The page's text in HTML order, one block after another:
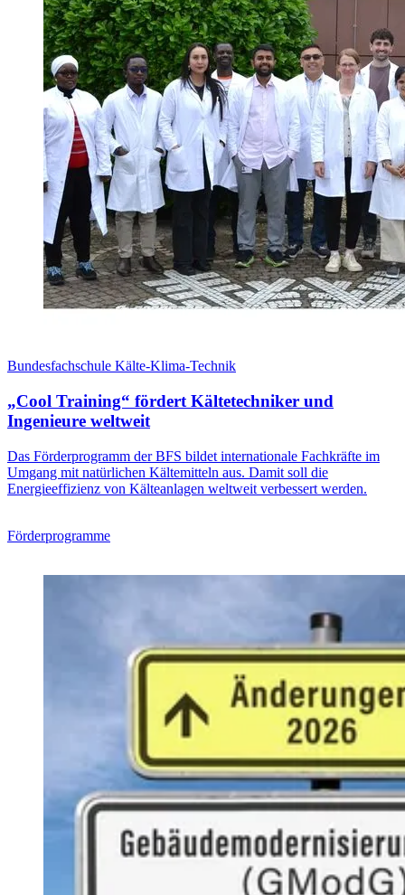
Bundesfachschule Kälte-Klima-Technik
„Cool Training“ fördert Kältetechniker und
Ingenieure weltweit
Das Förderprogramm der BFS bildet internationale Fachkräfte im
Umgang mit natürlichen Kältemitteln aus. Damit soll die
Energieeffizienz von Kälteanlagen weltweit verbessert werden.
Förderprogramme